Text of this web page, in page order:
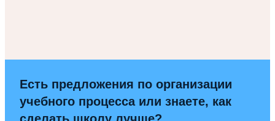
Есть предложения по организации
учебного процесса или знаете, как